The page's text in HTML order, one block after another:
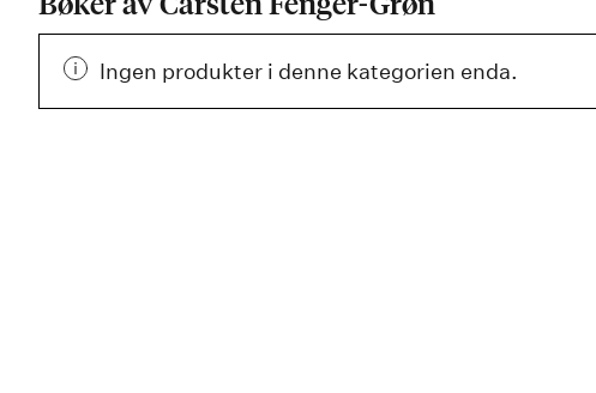
Bøker av Carsten Fenger-Grøn
Ingen produkter i denne kategorien enda.